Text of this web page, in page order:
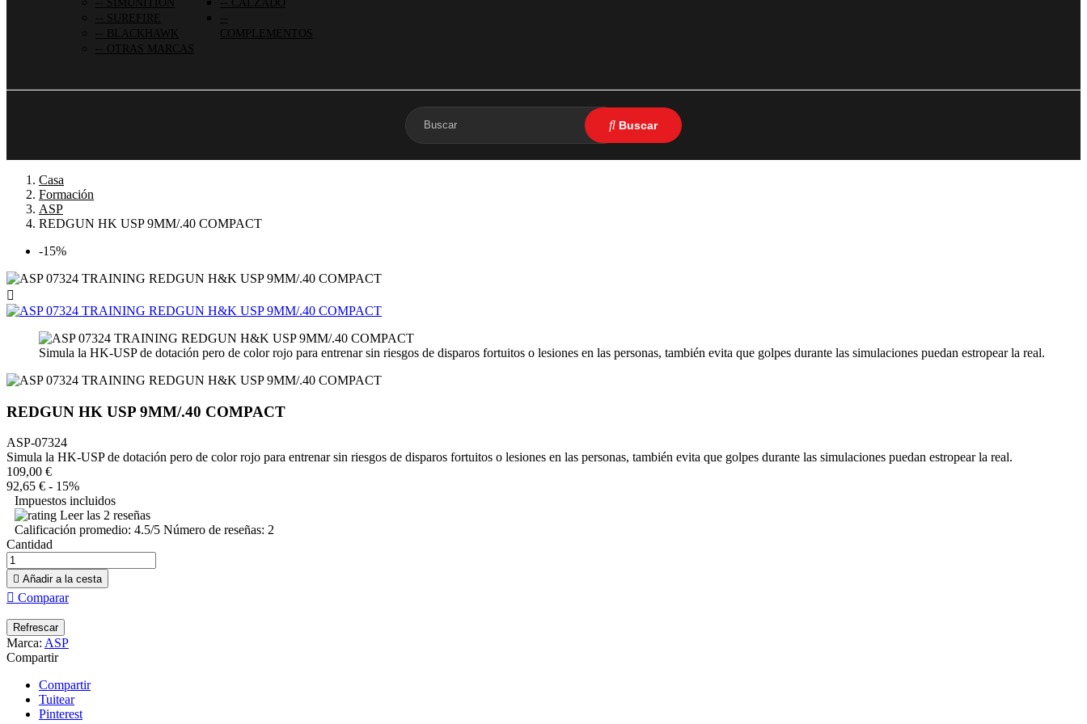
CALZADO
COMPLEMENTOS
SIMUNITION
SUREFIRE
BLACKHAWK
OTRAS MARCAS
Casa
Formación
ASP
REDGUN HK USP 9MM/.40 COMPACT
-15%

Simula la HK-USP de dotación pero de color rojo para entrenar sin riesgos de disparos fortuitos o lesiones en las personas, también evita que golpes durante las simulaciones puedan estropear la real.
REDGUN HK USP 9MM/.40 COMPACT
ASP-07324
Simula la HK-USP de dotación pero de color rojo para entrenar sin riesgos de disparos fortuitos o lesiones en las personas, también evita que golpes durante las simulaciones puedan estropear la real.
109,00 €
92,65 € - 15%
Impuestos incluidos
Leer las 2 reseñas
Calificación promedio: 4.5/5 Número de reseñas: 2
Cantidad
 Añadir a la cesta
 Comparar
Marca: ASP
Compartir
Compartir
Tuitear
Pinterest